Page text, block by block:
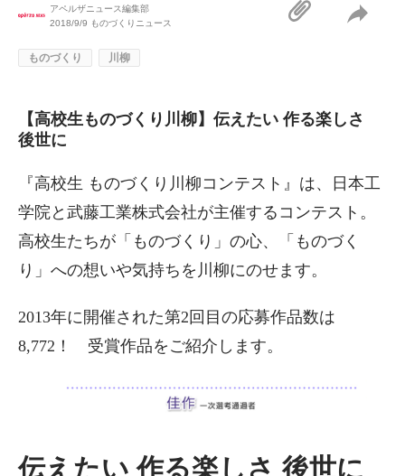
アペルザニュース編集部
2018/9/9 ものづくりニュース
ものづくり 川柳
【高校生ものづくり川柳】伝えたい 作る楽しさ
後世に
『高校生 ものづくり川柳コンテスト』は、日本工
学院と武藤工業株式会社が主催するコンテスト。
高校生たちが「ものづくり」の心、「ものづく
り」への想いや気持ちを川柳にのせます。
2013年に開催された第2回目の応募作品数は
8,772！ 受賞作品をご紹介します。
伝えたい 作る楽しさ 後世に